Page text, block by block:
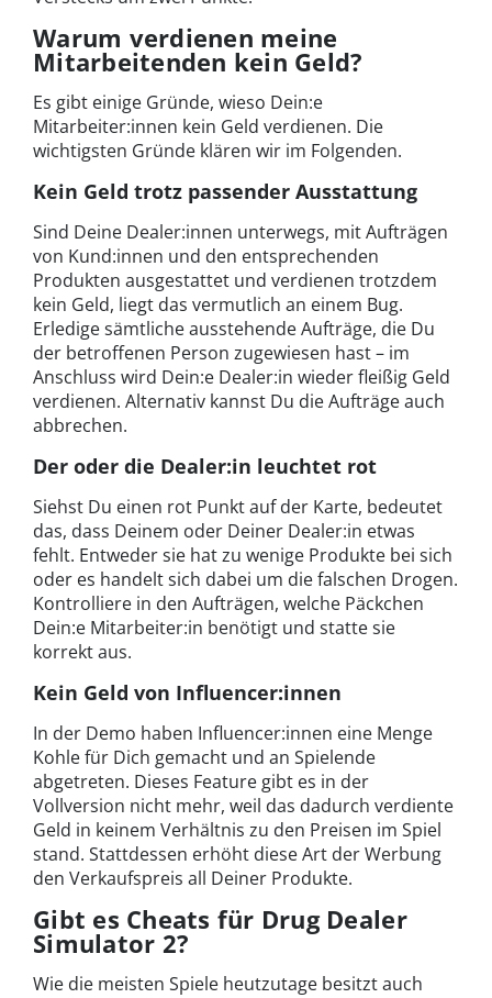
Warum verdienen meine
Mitarbeitenden kein Geld?
Es gibt einige Gründe, wieso Dein:e
Mitarbeiter:innen kein Geld verdienen. Die
wichtigsten Gründe klären wir im Folgenden.
Kein Geld trotz passender Ausstattung
Sind Deine Dealer:innen unterwegs, mit Aufträgen
von Kund:innen und den entsprechenden
Produkten ausgestattet und verdienen trotzdem
kein Geld, liegt das vermutlich an einem Bug.
Erledige sämtliche ausstehende Aufträge, die Du
der betroffenen Person zugewiesen hast – im
Anschluss wird Dein:e Dealer:in wieder fleißig Geld
verdienen. Alternativ kannst Du die Aufträge auch
abbrechen.
Der oder die Dealer:in leuchtet rot
Siehst Du einen rot Punkt auf der Karte, bedeutet
das, dass Deinem oder Deiner Dealer:in etwas
fehlt. Entweder sie hat zu wenige Produkte bei sich
oder es handelt sich dabei um die falschen Drogen.
Kontrolliere in den Aufträgen, welche Päckchen
Dein:e Mitarbeiter:in benötigt und statte sie
korrekt aus.
Kein Geld von Influencer:innen
In der Demo haben Influencer:innen eine Menge
Kohle für Dich gemacht und an Spielende
abgetreten. Dieses Feature gibt es in der
Vollversion nicht mehr, weil das dadurch verdiente
Geld in keinem Verhältnis zu den Preisen im Spiel
stand. Stattdessen erhöht diese Art der Werbung
den Verkaufspreis all Deiner Produkte.
Gibt es Cheats für Drug Dealer
Simulator 2?
Wie die meisten Spiele heutzutage besitzt auch